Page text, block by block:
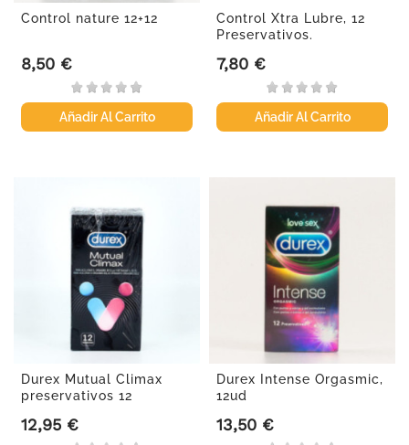
Control nature 12+12
Precio
8,50 €
Añadir Al Carrito
Control Xtra Lubre, 12
Preservativos.
Precio
7,80 €
Añadir Al Carrito
Durex Mutual Climax
preservativos 12
Precio
12,95 €
Durex Intense Orgasmic,
12ud
Precio
13,50 €